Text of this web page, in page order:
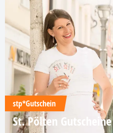
stp*Gutschein
St. Pölten Gutscheine